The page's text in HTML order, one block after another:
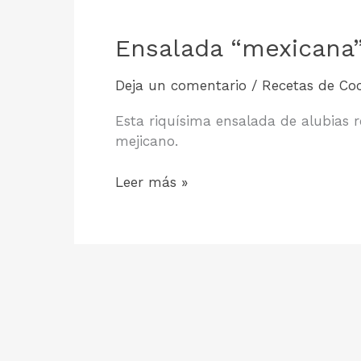
Ensalada
Deja un comentario / Recetas de
Esta riquísima ensalada de alubias
mejicano.
Ensalada
Leer más »